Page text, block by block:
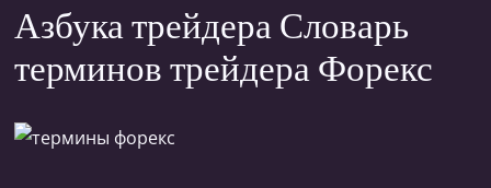
Азбука трейдера Словарь
терминов трейдера Форекс